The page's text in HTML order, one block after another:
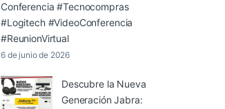
Conferencia #Tecnocompras
#Logitech #VideoConferencia
#ReunionVirtual
6 de junio de 2026
Descubre la Nueva
Generación Jabra: